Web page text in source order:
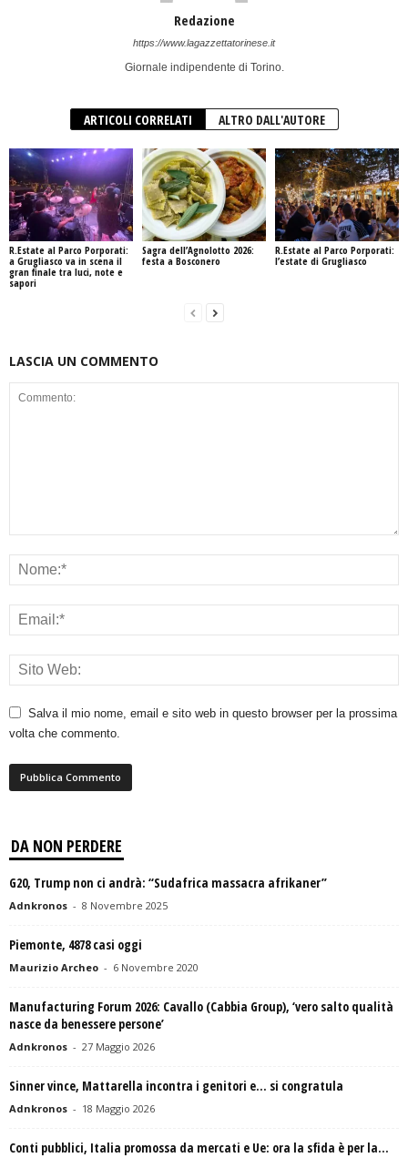
Redazione
https://www.lagazzettatorinese.it
Giornale indipendente di Torino.
ARTICOLI CORRELATI ALTRO DALL'AUTORE
R.Estate al Parco Porporati:
a Grugliasco va in scena il
gran finale tra luci, note e
sapori
Sagra dell’Agnolotto 2026:
festa a Bosconero
R.Estate al Parco Porporati:
l’estate di Grugliasco
LASCIA UN COMMENTO
Salva il mio nome, email e sito web in questo browser per la prossima
volta che commento.
DA NON PERDERE
G20, Trump non ci andrà: “Sudafrica massacra afrikaner”
Adnkronos - 8 Novembre 2025
Piemonte, 4878 casi oggi
Maurizio Archeo - 6 Novembre 2020
Manufacturing Forum 2026: Cavallo (Cabbia Group), ‘vero salto qualità
nasce da benessere persone’
Adnkronos - 27 Maggio 2026
Sinner vince, Mattarella incontra i genitori e… si congratula
Adnkronos - 18 Maggio 2026
Conti pubblici, Italia promossa da mercati e Ue: ora la sfida è per la...